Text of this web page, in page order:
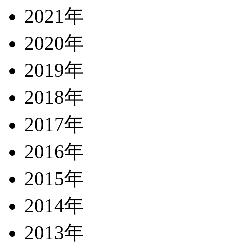
2021年
2020年
2019年
2018年
2017年
2016年
2015年
2014年
2013年